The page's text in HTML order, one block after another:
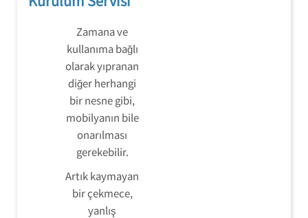
Zamana ve
kullanıma bağlı
olarak yıpranan
diğer herhangi
bir nesne gibi,
mobilyanın bile
onarılması
gerekebilir.
Artık kaymayan
bir çekmece,
yanlış